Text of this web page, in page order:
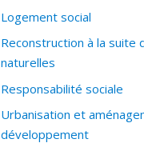
Logement social
Reconstruction à la suite
naturelles
Responsabilité sociale
Urbanisation et
développement